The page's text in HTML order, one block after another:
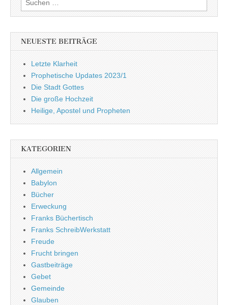
nach:
NEUESTE BEITRÄGE
Letzte Klarheit
Prophetische Updates 2023/1
Die Stadt Gottes
Die große Hochzeit
Heilige, Apostel und Propheten
KATEGORIEN
Allgemein
Babylon
Bücher
Erweckung
Franks Büchertisch
Franks SchreibWerkstatt
Freude
Frucht bringen
Gastbeiträge
Gebet
Gemeinde
Glauben